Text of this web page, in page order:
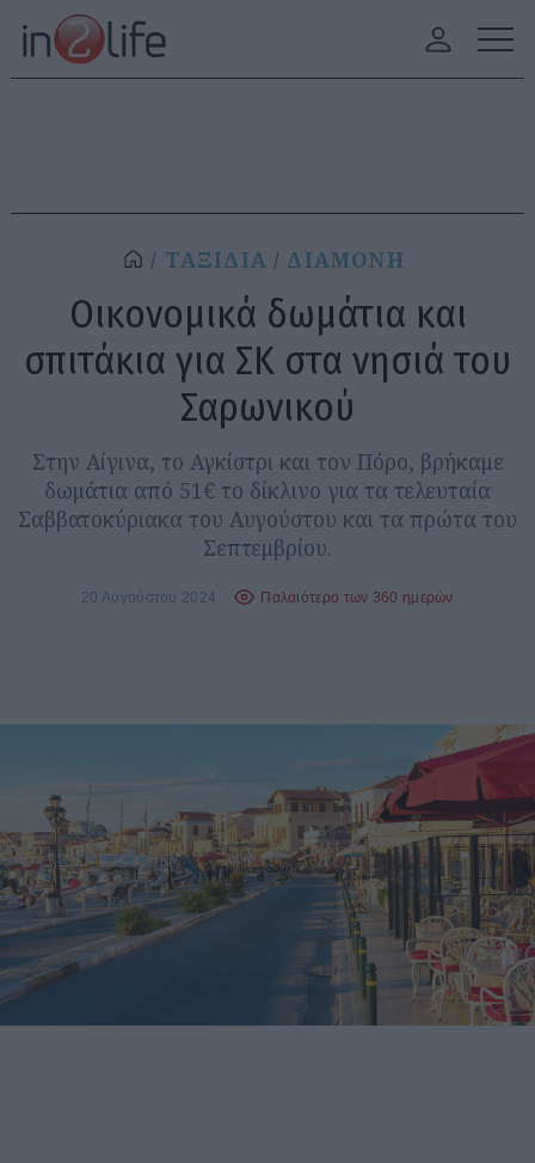
ΤΑΞΙΔΙΑ ΔΙΑΜΟΝΗ
Οικονομικά δωμάτια και
σπιτάκια για ΣΚ στα νησιά του
Σαρωνικού
Στην Αίγινα, το Αγκίστρι και τον Πόρο, βρήκαμε
δωμάτια από 51€ το δίκλινο για τα τελευταία
Σαββατοκύριακα του Αυγούστου και τα πρώτα του
Σεπτεμβρίου.
20 Αυγούστου 2024 Παλαιότερο των 360 ημερών